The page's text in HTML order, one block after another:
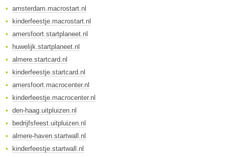
amsterdam.macrostart.nl
kinderfeestje.macrostart.nl
amersfoort.startplaneet.nl
huwelijk.startplaneet.nl
almere.startcard.nl
kinderfeestje.startcard.nl
amersfoort.macrocenter.nl
kinderfeestje.macrocenter.nl
den-haag.uitpluizen.nl
bedrijfsfeest.uitpluizen.nl
almere-haven.startwall.nl
kinderfeestje.startwall.nl